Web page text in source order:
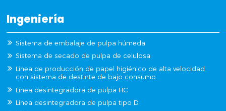
Ingeniería
Sistema de embalaje de pulpa húmeda
Sistema de secado de pulpa de celulosa
Línea de producción de papel higiénico de alta velocidad
con sistema de destinte de bajo consumo
Línea desintegradora de pulpa HC
Línea desintegradora de pulpa tipo D